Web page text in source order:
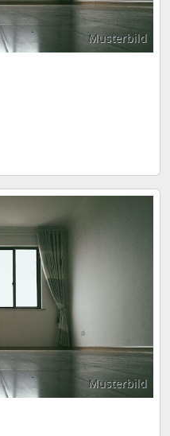
Musterbild
Musterbild